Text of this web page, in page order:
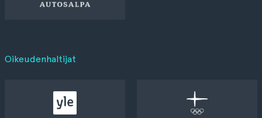
Oikeudenhaltijat